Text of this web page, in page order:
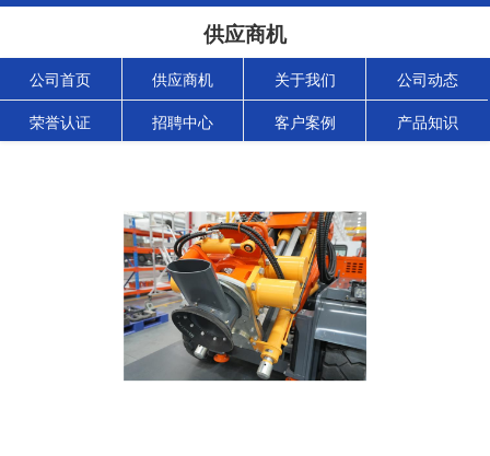
供应商机
公司首页 供应商机 关于我们 公司动态
荣誉认证 招聘中心 客户案例 产品知识